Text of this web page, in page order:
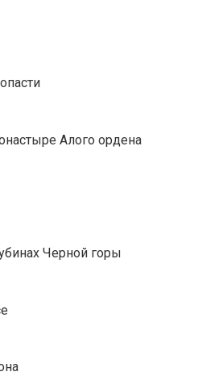
Алого ордена
Черной горы